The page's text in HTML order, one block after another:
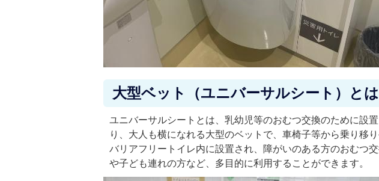
大型ベット（ユニバーサルシート）とは
ユニバーサルシートとは、乳幼児等のおむつ交換のために設
り、大人も横になれる大型のベットで、車椅子等から乗り移
バリアフリートイレ内に設置され、障がいのある方のおむつ
や子ども連れの方など、多目的に利用することができます。